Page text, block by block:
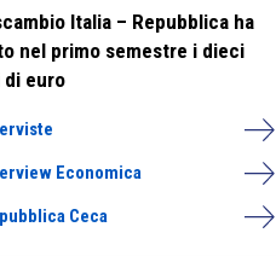
Italia – Repubblica ha
nel primo semestre i dieci
di euro
Economica
Ceca